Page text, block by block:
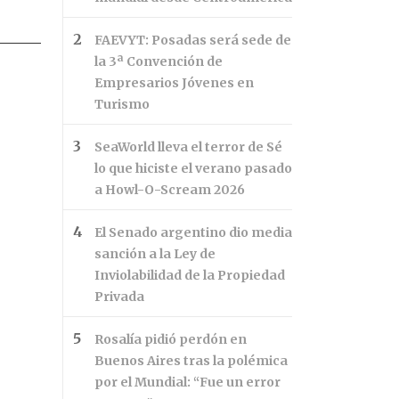
FAEVYT: Posadas será sede de
la 3ª Convención de
Empresarios Jóvenes en
Turismo
SeaWorld lleva el terror de Sé
lo que hiciste el verano pasado
a Howl-O-Scream 2026
El Senado argentino dio media
sanción a la Ley de
Inviolabilidad de la Propiedad
Privada
Rosalía pidió perdón en
Buenos Aires tras la polémica
por el Mundial: “Fue un error